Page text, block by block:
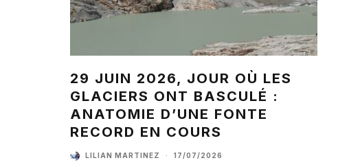
29 JUIN 2026, JOUR OÙ LES
GLACIERS ONT BASCULÉ :
ANATOMIE D’UNE FONTE
RECORD EN COURS
LILIAN MARTINEZ · 17/07/2026